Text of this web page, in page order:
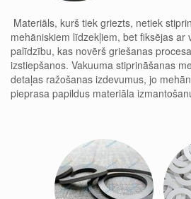
Materiāls, kurš tiek griezts, netiek
mehāniskiem līdzekļiem, bet fiksējas ar
palīdzību, kas novērš griešanas
izstiepšanos. Vakuuma stiprināšanas
detaļas ražošanas izdevumus, jo
pieprasa papildus materiāla